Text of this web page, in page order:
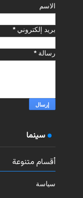
الاسم
بريد إلكتروني*
رسالة*
سينما
أقسام متنوعة
سياسة